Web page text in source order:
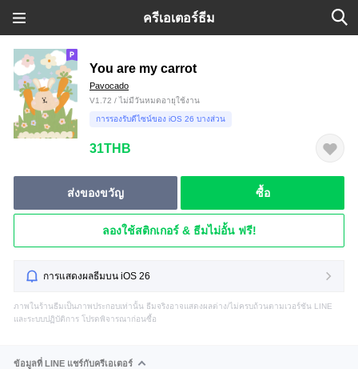
ครีเอเตอร์ธีม
You are my carrot
Pavocado
V1.72 / ไม่มีวันหมดอายุใช้งาน
การรองรับดีไซน์ของ iOS 26 บางส่วน
31THB
ส่งของขวัญ ซื้อ
ลองใช้สติกเกอร์ & ธีมไม่อั้น ฟรี!
การแสดงผลธีมบน iOS 26
ภาพในร้านธีมเป็นภาพประกอบเท่านั้น ธีมจริงอาจแสดงผลต่าง/ไม่ครบถ้วนตามเวอร์ชัน LINE
และระบบปฏิบัติการ โปรดพิจารณาก่อนซื้อ
ข้อมูลที่ LINE แชร์กับครีเอเตอร์